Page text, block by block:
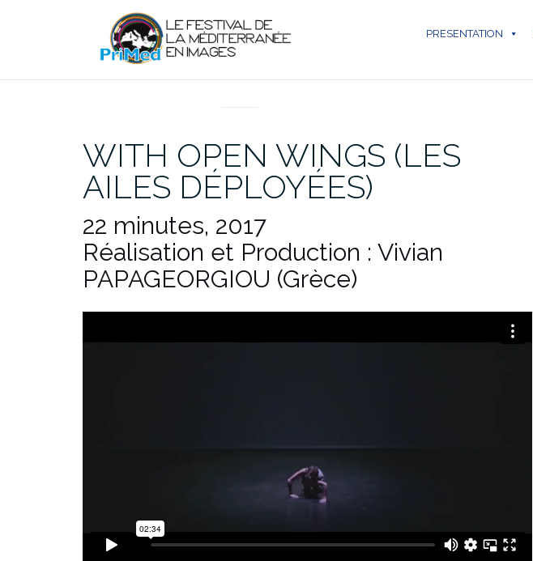
PRESENTATION
WITH OPEN WINGS (LES
AILES DÉPLOYÉES)
22 minutes, 2017
Réalisation et Production : Vivian
PAPAGEORGIOU (Grèce)